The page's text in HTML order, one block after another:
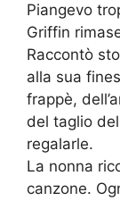
Piangevo
Griffin
Raccontò
alla sua
frappè,
del taglio
regalarle.
La nonna
canzone.